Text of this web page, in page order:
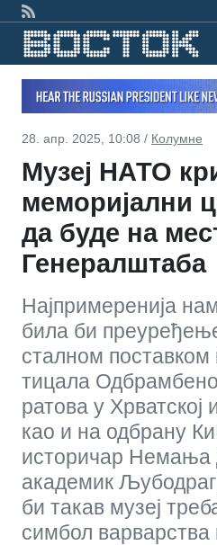
28. апр. 2025, 10:08 / Колумне
Музеј НАТО
меморијални
да буде на
Генералштаба
Најпримеренија
била би
сталном поставком
тицала
ратова у
као и на одбрану
историчар Немања
академик
би такав музеј
симбол варварства